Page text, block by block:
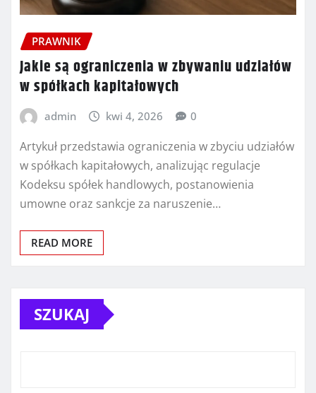
PRAWNIK
Jakie są ograniczenia w zbywaniu udziałów
w spółkach kapitałowych
admin kwi 4, 2026 0
Artykuł przedstawia ograniczenia w zbyciu udziałów
w spółkach kapitałowych, analizując regulacje
Kodeksu spółek handlowych, postanowienia
umowne oraz sankcje za naruszenie…
READ MORE
SZUKAJ